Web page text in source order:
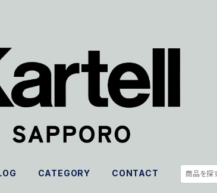
CATEGORY CONTACT